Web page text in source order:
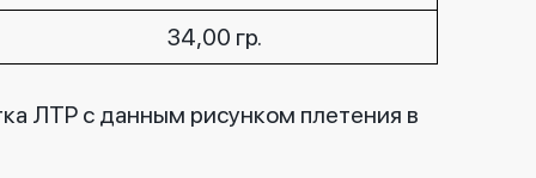
34,00 гр.
ЛТР с данным рисунком плетения в